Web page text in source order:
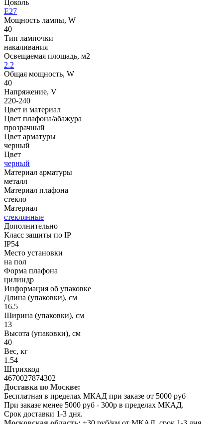
Цоколь
E27
Мощность лампы, W
40
Тип лампочки
накаливания
Освещаемая площадь, м2
2.2
Общая мощность, W
40
Напряжение, V
220-240
Цвет и материал
Цвет плафона/абажура
прозрачный
Цвет арматуры
черный
Цвет
черный
Материал арматуры
металл
Материал плафона
стекло
Материал
стеклянные
Дополнительно
Класс защиты по IP
IP54
Место установки
на пол
Форма плафона
цилиндр
Информация об упаковке
Длина (упаковки), см
16.5
Ширина (упаковки), см
13
Высота (упаковки), см
40
Вес, кг
1.54
Штрихкод
4670027874302
Доставка по Москве:
Бесплатная в пределах МКАД при заказе от 5000 руб
При заказе менее 5000 руб - 300р в пределах МКАД.
Срок доставки 1-3 дня.